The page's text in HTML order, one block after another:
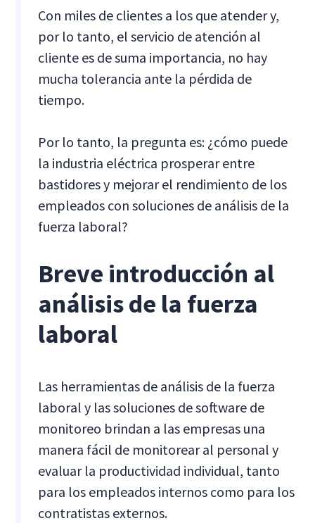
Con miles de clientes a los que atender y,
por lo tanto, el servicio de atención al
cliente es de suma importancia, no hay
mucha tolerancia ante la pérdida de
tiempo.
Por lo tanto, la pregunta es: ¿cómo puede
la industria eléctrica prosperar entre
bastidores y mejorar el rendimiento de los
empleados con soluciones de análisis de la
fuerza laboral?
Breve introducción al
análisis de la fuerza
laboral
Las herramientas de análisis de la fuerza
laboral y las soluciones de software de
monitoreo brindan a las empresas una
manera fácil de monitorear al personal y
evaluar la productividad individual, tanto
para los empleados internos como para los
contratistas externos.